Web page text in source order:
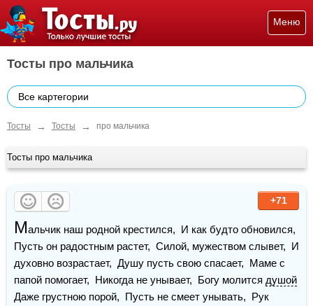
Меню
Тосты про мальчика
Все картегории
Тосты → Тосты → про мальчика
Тосты про мальчика
+71
Мальчик наш родной крестился,  И как будто обновился,
Пусть он радостным растет,  Силой, мужеством слывет,  И
духовно возрастает,  Душу пусть свою спасает,  Маме с
папой помогает,  Никогда не унывает,  Богу молится душой
Даже грустною порой,  Пусть не смеет унывать,  Рук